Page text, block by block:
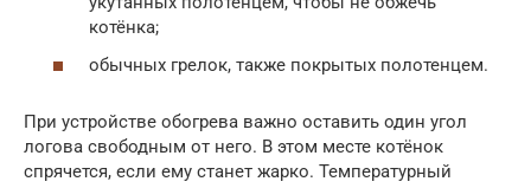
котёнка;
обычных грелок, также покрытых полотенцем.
При устройстве обогрева важно оставить один угол
логова свободным от него. В этом месте котёнок
спрячется, если ему станет жарко. Температурный